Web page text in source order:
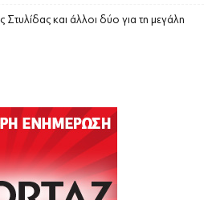
και άλλοι δύο για τη μεγάλη